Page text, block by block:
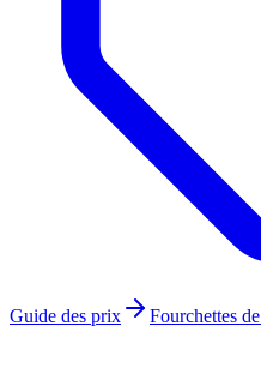
Guide des prix Fourchettes